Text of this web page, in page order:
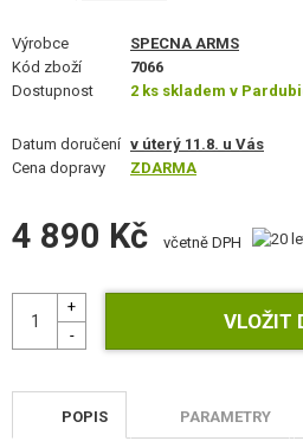
NÁHRADNÍ DÍLY, UPGRADE
SERVIS A ÚDRŽBA ZBRANÍ
SEBEOBRANA, VÝCVIK, NOŽE
JÍDLO
REKLAMNÍ PŘEDMĚTY
Výrobce
SPECNA ARMS
Kód zboží
7066
Dostupnost
2 ks skladem v
Datum doručení v úterý 11.8. u Vás
Cena dopravy
ZDARMA
4 890 Kč včetně DPH
POPIS PARAMETRY